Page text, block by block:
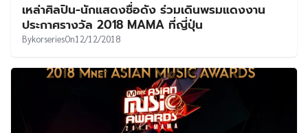
เหล่าศิลปิน-นักแสดงชื่อดัง ร่วมเดินพรมแดงงาน
ประกาศรางวัล 2018 MAMA ที่ญี่ปุ่น
BykorseriesOn12/12/2018